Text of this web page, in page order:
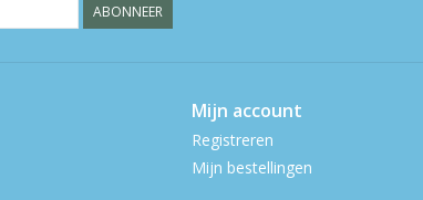
ABONNEER
Mijn account
Registreren
Mijn bestellingen